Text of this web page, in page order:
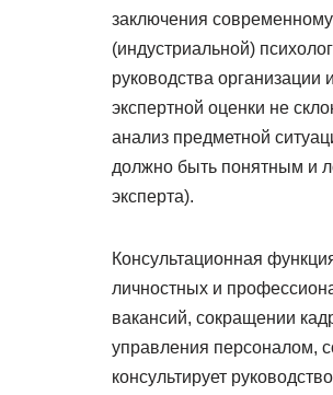
заключения
(индустриальной)
руководства организации
экспертной оценки не
анализ предметной
должно быть понятным и
эксперта).
Консультационная
личностных и
вакансий, сокращении
управления персоналом,
консультирует